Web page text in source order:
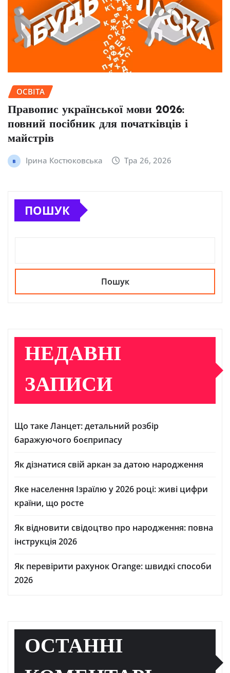
ОСВІТА
Правопис української мови 2026:
повний посібник для початківців і
майстрів
Ірина Костюковська Тра 26, 2026
ПОШУК
Пошук
НЕДАВНІ
ЗАПИСИ
Що таке Ланцет: детальний розбір
баражуючого боєприпасу
Як дізнатися свій аркан за датою народження
Яке населення Ізраїлю у 2026 році: живі цифри
країни, що росте
Як відновити свідоцтво про народження: повна
інструкція 2026
Як перевірити рахунок Orange: швидкі способи
2026
ОСТАННІ